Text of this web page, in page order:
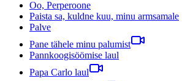
Oo, Perperoone
Paista sa, kuldne kuu, minu armsamale
Palve
Pane tähele minu palumist
Pannkoogisöömise laul
Papa Carlo laul